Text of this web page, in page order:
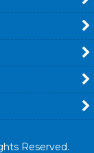
Reserved.